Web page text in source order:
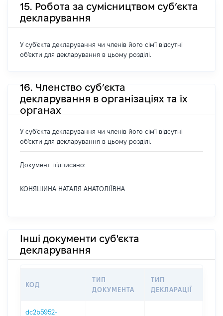
15. Робота за сумісництвом суб’єкта
декларування
У суб'єкта декларування чи членів його сім'ї відсутні
об'єкти для декларування в цьому розділі.
16. Членство суб’єкта
декларування в організаціях та їх
органах
У суб'єкта декларування чи членів його сім'ї відсутні
об'єкти для декларування в цьому розділі.
Документ підписано:
КОНЯШИНА НАТАЛЯ АНАТОЛІЇВНА
Інші документи суб'єкта
декларування
КОД
ТИП
ДОКУМЕНТА
ТИП
ДЕКЛАРАЦІЇ
dc2b5952-